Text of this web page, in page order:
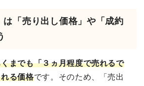
は「売り出し価格」や「成約
までも「３ヵ月程度で売れるで
る価格です。そのため、「売出